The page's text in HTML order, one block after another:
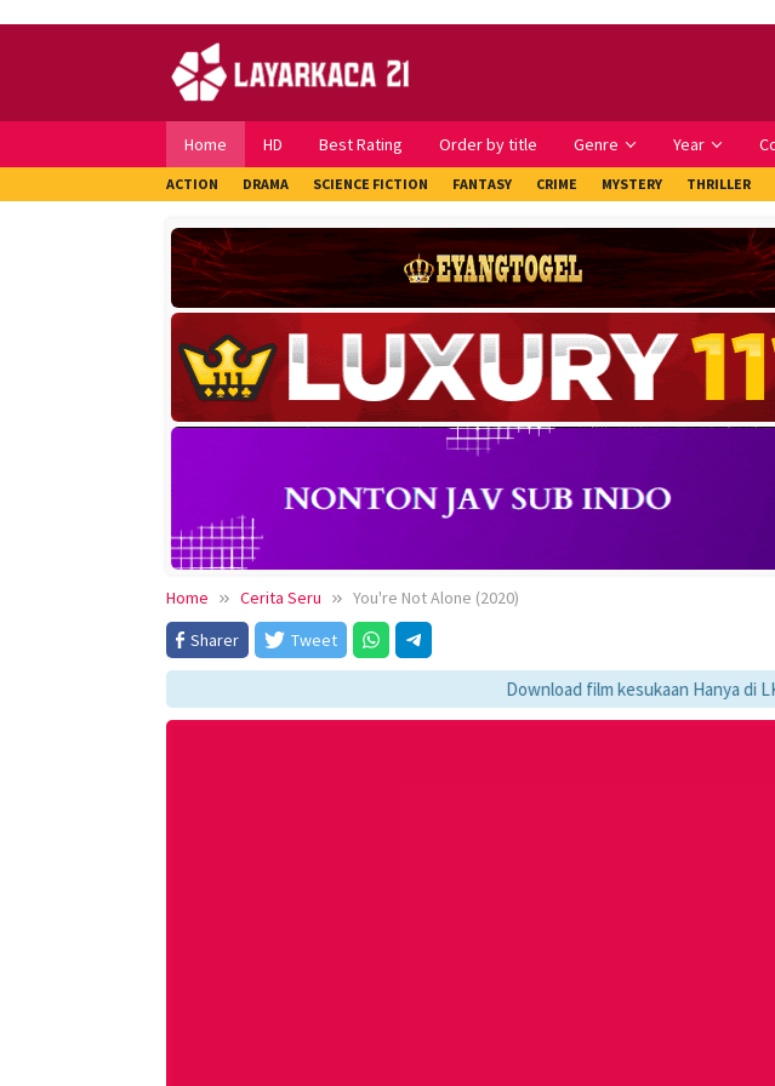
Home HD Best Rating Order by title Genre Year
ACTION DRAMA SCIENCE FICTION FANTASY CRIME MYSTERY THRILLER
Home Cerita Seru
You're Not Alone (2020)
Sharer
Tweet
Download film kesukaan Hanya di LK21 ,